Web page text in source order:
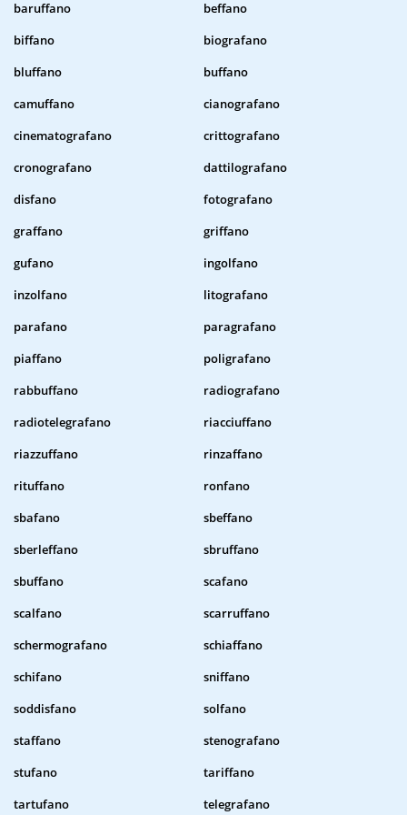
baruffano
beffano
biffano
biografano
bluffano
buffano
camuffano
cianografano
cinematografano
crittografano
cronografano
dattilografano
disfano
fotografano
graffano
griffano
gufano
ingolfano
inzolfano
litografano
parafano
paragrafano
piaffano
poligrafano
rabbuffano
radiografano
radiotelegrafano
riacciuffano
riazzuffano
rinzaffano
rituffano
ronfano
sbafano
sbeffano
sberleffano
sbruffano
sbuffano
scafano
scalfano
scarruffano
schermografano
schiaffano
schifano
sniffano
soddisfano
solfano
staffano
stenografano
stufano
tariffano
tartufano
telegrafano